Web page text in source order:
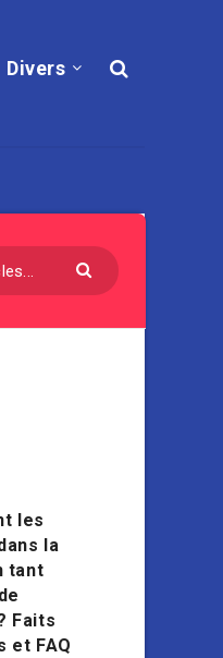
Divers
les
la
tant
Faits
et FAQ